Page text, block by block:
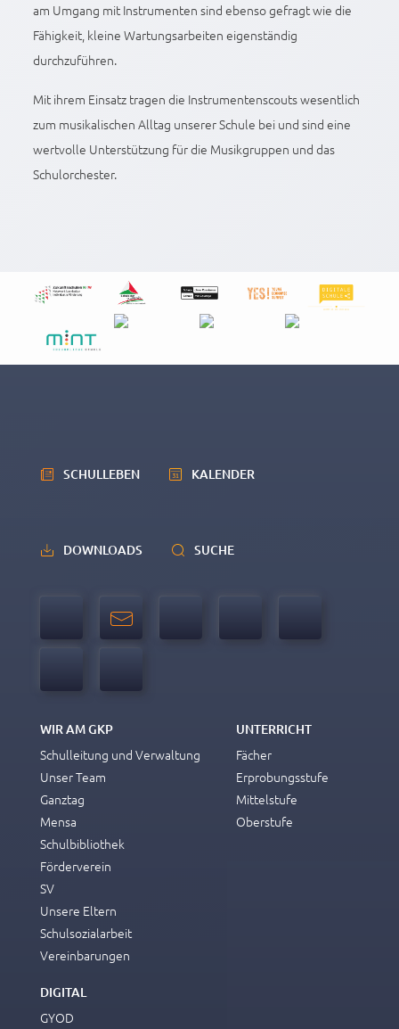
am Umgang mit Instrumenten sind ebenso gefragt wie die
Fähigkeit, kleine Wartungsarbeiten eigenständig
durchzuführen.
Mit ihrem Einsatz tragen die Instrumentenscouts wesentlich
zum musikalischen Alltag unserer Schule bei und sind eine
wertvolle Unterstützung für die Musikgruppen und das
Schulorchester.
SCHULLEBEN KALENDER
DOWNLOADS SUCHE
WIR AM GKP
Schulleitung und Verwaltung
Unser Team
Ganztag
Mensa
Schulbibliothek
Förderverein
SV
Unsere Eltern
Schulsozialarbeit
Vereinbarungen
UNTERRICHT
Fächer
Erprobungsstufe
Mittelstufe
Oberstufe
DIGITAL
GYOD